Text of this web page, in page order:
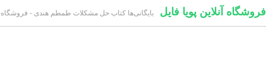
فروشگاه آنلاین پویا فایل بایگانی‌ها کتاب حل مشکلات طمطم هندی - فروشگاه